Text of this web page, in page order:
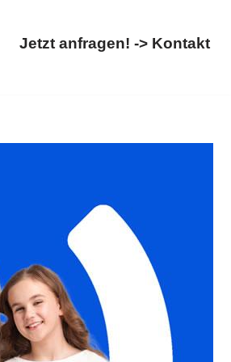
Jetzt anfragen! -> Kontakt